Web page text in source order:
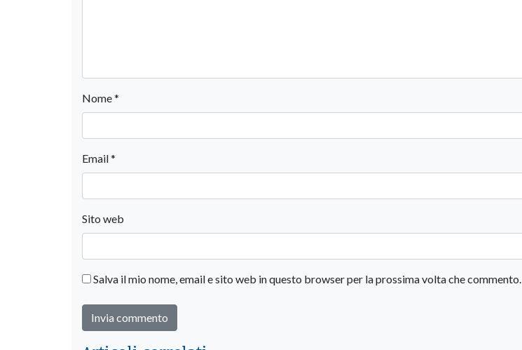
Nome*
Email*
Sito web
Salva il mio nome, email e sito web in questo browser per la prossima volta che commento.